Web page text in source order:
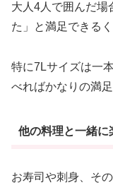
大人4人で囲んだ場
た」と満足できる
特に7Lサイズは一
べればかなりの満
他の料理と一緒に
お寿司や刺身、そ